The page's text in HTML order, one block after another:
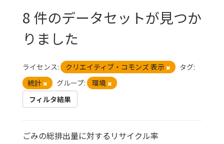
8 件のデータセットが見つか
りました
ライセンス: クリエイティブ・コモンズ 表示
タグ:
統計
グループ:
環境
フィルタ結果
ごみの総排出量に対するリサイクル率